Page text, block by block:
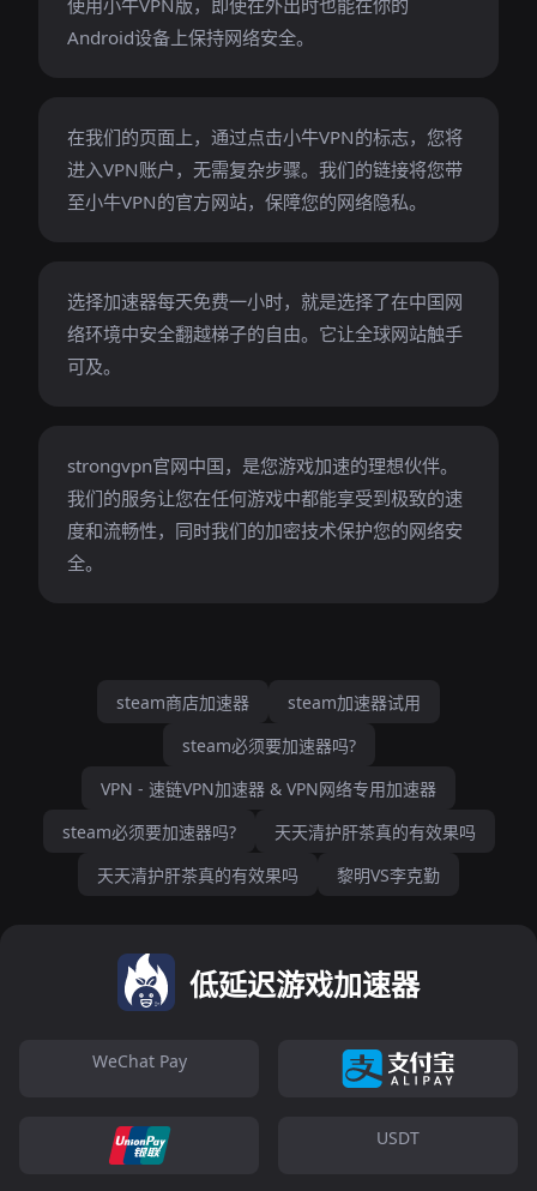
使用小牛VPN版，即使在外出时也能在你的
Android设备上保持网络安全。
在我们的页面上，通过点击小牛VPN的标志，您将
进入VPN账户，无需复杂步骤。我们的链接将您带
至小牛VPN的官方网站，保障您的网络隐私。
选择加速器每天免费一小时，就是选择了在中国网
络环境中安全翻越梯子的自由。它让全球网站触手
可及。
strongvpn官网中国，是您游戏加速的理想伙伴。
我们的服务让您在任何游戏中都能享受到极致的速
度和流畅性，同时我们的加密技术保护您的网络安
全。
steam商店加速器
steam加速器试用
steam必须要加速器吗?
VPN - 速链VPN加速器 & VPN网络专用加速器
steam必须要加速器吗?
天天清护肝茶真的有效果吗
天天清护肝茶真的有效果吗
黎明VS李克勤
低延迟游戏加速器
WeChat Pay
USDT